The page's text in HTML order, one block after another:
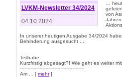
LVKM-Newsletter 34/2024
04.10.2024
…
von
In unserer heutigen Ausgabe 34/2024
Behinderung ausgesucht ...
Teilhabe
Kurzfristig abgesagt?! Wie geht es weiter
-------------------------------------------
Am ... [ mehr]